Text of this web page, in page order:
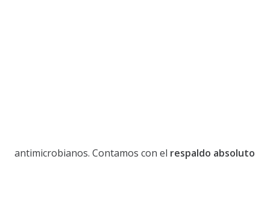
antimicrobianos. Contamos con el respaldo absoluto